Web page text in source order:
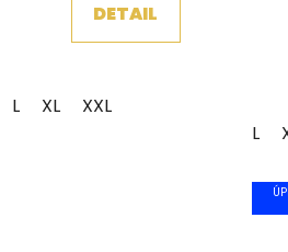
DETAIL
L XL XXL
L